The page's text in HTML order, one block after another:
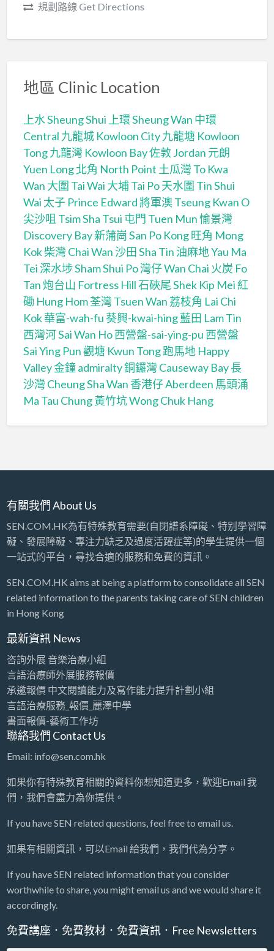
規劃路線 Get Directions
地區 Clinic Location
上水 Sheung Shui 上環 Sheung Wan 中環
Central 九龍城 Kowloon City九龍塘 Kowloon
Tong九龍灣 Kowloon Bay佐敦 Jordan 元朗
Yuen Long北角 North Point 土瓜灣 To Kwa
Wan 大圍 Tai Wai 大埔 Tai Po天水圍 Tin Shui
Wai 太子 Prince Edward將軍澳 Tseung Kwan O
尖沙咀 Tsim Sha Tsui 屯門 Tuen Mun愉景灣
Discovery Bay新蒲崗 San Po Kong旺角 Mong
Kok柴灣 Chai Wan沙田 Sha Tin 油麻地 Yau Ma
Tei深水埗 Sham Shui Po灣仔 Wan Chai 火炭 Fo
Tan炮台山 Fortress Hill石硤尾 Shek Kip Mei 紅
磡 Hung Hom荃灣 Tsuen Wan 荔枝角 Lai Chi
Kok華富-wah-fu葵興-kwai-hing藍田 Lam Tin
西灣河 Sai Wan Ho西營盤-sai-ying-pu 西營盤
Sai Ying Pun觀塘 Kwun Tong跑馬地 Happy
Valley金鐘 admiralty銅鑼灣 Causeway Bay長
沙灣 Cheung Sha Wan 香港仔 Aberdeen 馬頭涌
Ma Tau Chung黃竹坑 Wong Chuk Hang
有關我們 About Us
SEN.COM.HK為有特殊教育需要(自閉譜系障礙、特别學習障
礙、發展障礙、專注力缺乏及過度活躍症等)的學生提供一個
一站式的平台，尋找合適的服務和免費的資訊。
SEN.COM.HK aims at being a platform to consolidate all SEN
related information to the parents taking care of SEN children
in Hong Kong
最新資訊 News
咨詢外展 音樂治療小組
言語治療師外展服務報價
承邀報價 中文閱讀能力及寫作能力提升計劃小組
言語治療服務_報價_麗澤中學
書面報價-藝術工作坊
聯絡我們 Contact Us
Email: info@sen.com.hk
如果你有特殊教育相關的資料你想知道更多，歡迎Email 我
們，我們會盡力為你提供。
If you have SEN related questions, feel free to email us.
如果有相關資訊，可以Email 給我們，我們代為分享。
If you have SEN related information that you consider
worthwhile to share, you might email us and we would share it
accordingly.
免費講座．免費教材．免費資訊．Free Newsletters